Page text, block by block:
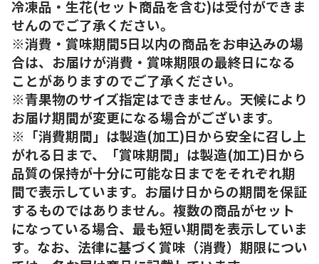
冷凍品・生花(セット商品を含む)は受付ができま
せんのでご了承ください。
※消費・賞味期間5日以内の商品をお申込みの場
合は、お届けが消費・賞味期限の最終日になる
ことがありますのでご了承ください。
※青果物のサイズ指定はできません。天候により
お届け期間が変更になる場合がございます。
※「消費期間」は製造(加工)日から安全に召し上
がれる日まで、「賞味期間」は製造(加工)日から
品質の保持が十分に可能な日までをそれぞれ期
間で表示しています。お届け日からの期間を保証
するものではありません。複数の商品がセット
になっている場合、最も短い期間を表示していま
す。なお、法律に基づく賞味（消費）期限につい